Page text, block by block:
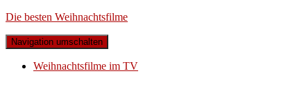
Die besten Weihnachtsfilme
Navigation umschalten
Weihnachtsfilme im TV